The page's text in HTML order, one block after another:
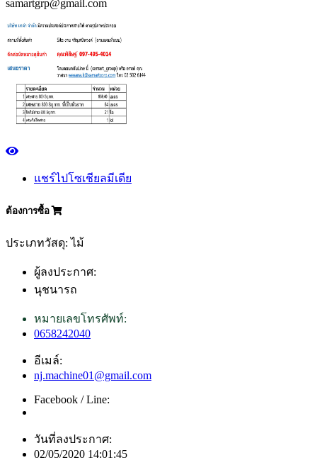
samartgrp@gmail.com
แชร์ไปโซเชียลมีเดีย
ต้องการซื้อ
ประเภทวัสดุ: ไม้
ผู้ลงประกาศ:
นุชนารถ
หมายเลขโทรศัพท์:
0658242040
อีเมล์:
nj.machine01@gmail.com
Facebook / Line:
วันที่ลงประกาศ:
02/05/2020 14:01:45